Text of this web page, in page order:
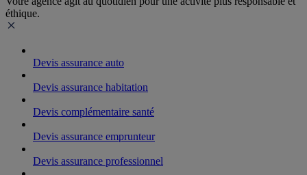
éthique.
Devis assurance auto
Devis assurance habitation
Devis complémentaire santé
Devis assurance emprunteur
Devis assurance professionnel